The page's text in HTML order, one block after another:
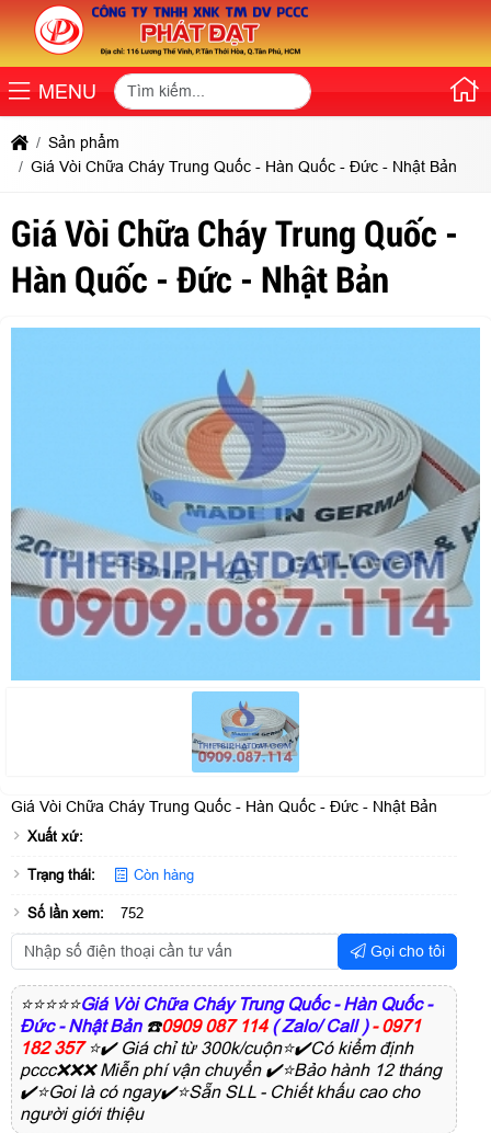
MENU
Sản phẩm
Giá Vòi Chữa Cháy Trung Quốc - Hàn Quốc - Đức - Nhật Bản
Giá Vòi Chữa Cháy Trung Quốc -
Hàn Quốc - Đức - Nhật Bản
Giá Vòi Chữa Cháy Trung Quốc - Hàn Quốc - Đức - Nhật Bản
Xuất xứ:
Trạng thái: Còn hàng
Số lần xem: 752
Gọi cho tôi
⭐⭐⭐⭐⭐Giá Vòi Chữa Cháy Trung Quốc - Hàn Quốc -
Đức - Nhật Bản ☎️0909 087 114( Zalo/ Call )- 0971
182 357⭐✔️ Giá chỉ từ 300k/cuộn⭐✔️Có kiểm định
pccc❌❌❌ Miễn phí vận chuyển ✔️⭐Bảo hành 12 tháng
✔️⭐Goi là có ngay✔️⭐Sẵn SLL - Chiết khấu cao cho
người giới thiệu